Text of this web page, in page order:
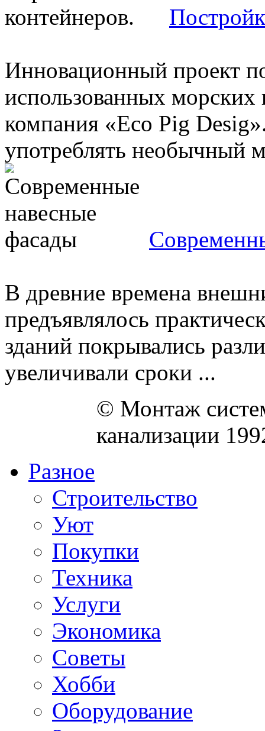
Инновационный проект
использованных морских
компания «Eco Pig
употреблять необычный
В древние времена
предъявлялось
зданий покрывались
увеличивали сроки ...
© Монтаж
канализации
Разное
Строительство
Уют
Покупки
Техника
Услуги
Экономика
Советы
Хобби
Oборудование